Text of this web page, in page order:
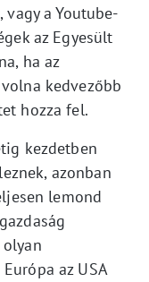
a Youtube-
az Egyesült
ha az
kedvezőbb
hozza fel.
kezdetben
azonban
lemond
az USA